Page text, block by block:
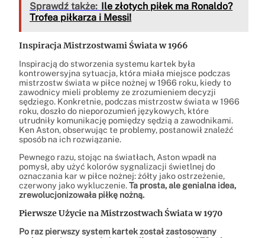
Sprawdź także:
Ile złotych piłek ma Ronaldo?
Trofea piłkarza i Messi!
Inspiracja Mistrzostwami Świata w 1966
Inspiracją do stworzenia systemu kartek była
kontrowersyjna sytuacja, która miała miejsce podczas
mistrzostw świata w piłce nożnej w 1966 roku, kiedy to
zawodnicy mieli problemy ze zrozumieniem decyzji
sędziego. Konkretnie, podczas mistrzostw świata w 1966
roku, doszło do nieporozumień językowych, które
utrudniły komunikację pomiędzy sędzią a zawodnikami.
Ken Aston, obserwując te problemy, postanowił znaleźć
sposób na ich rozwiązanie.
Pewnego razu, stojąc na światłach, Aston wpadł na
pomysł, aby użyć kolorów sygnalizacji świetlnej do
oznaczania kar w piłce nożnej: żółty jako ostrzeżenie,
czerwony jako wykluczenie.Ta prosta, ale genialna idea,
zrewolucjonizowała piłkę nożną.
Pierwsze Użycie na Mistrzostwach Świata w 1970
Po raz pierwszy system kartek został zastosowany